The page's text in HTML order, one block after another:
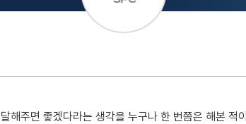
해주면 좋겠다라는 생각을 누구나 한 번쯤은 해본